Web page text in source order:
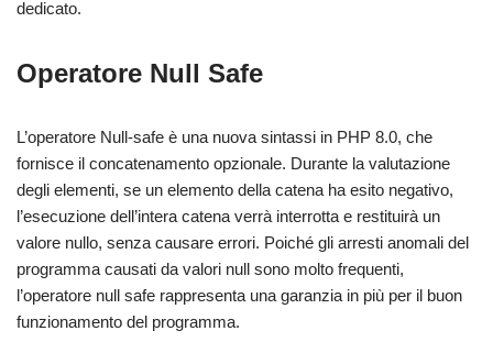
dedicato.
Operatore Null Safe
L’operatore Null-safe è una nuova sintassi in PHP 8.0, che
fornisce il concatenamento opzionale. Durante la valutazione
degli elementi, se un elemento della catena ha esito negativo,
l’esecuzione dell’intera catena verrà interrotta e restituirà un
valore nullo, senza causare errori. Poiché gli arresti anomali del
programma causati da valori null sono molto frequenti,
l’operatore null safe rappresenta una garanzia in più per il buon
funzionamento del programma.